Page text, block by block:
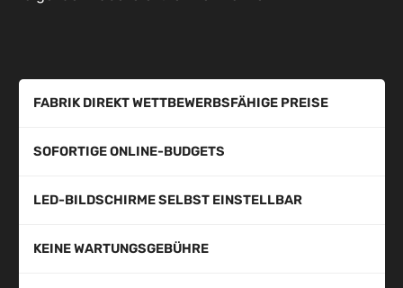
FABRIK DIREKT WETTBEWERBSFÄHIGE PREISE
SOFORTIGE ONLINE-BUDGETS
LED-BILDSCHIRME SELBST EINSTELLBAR
KEINE WARTUNGSGEBÜHRE